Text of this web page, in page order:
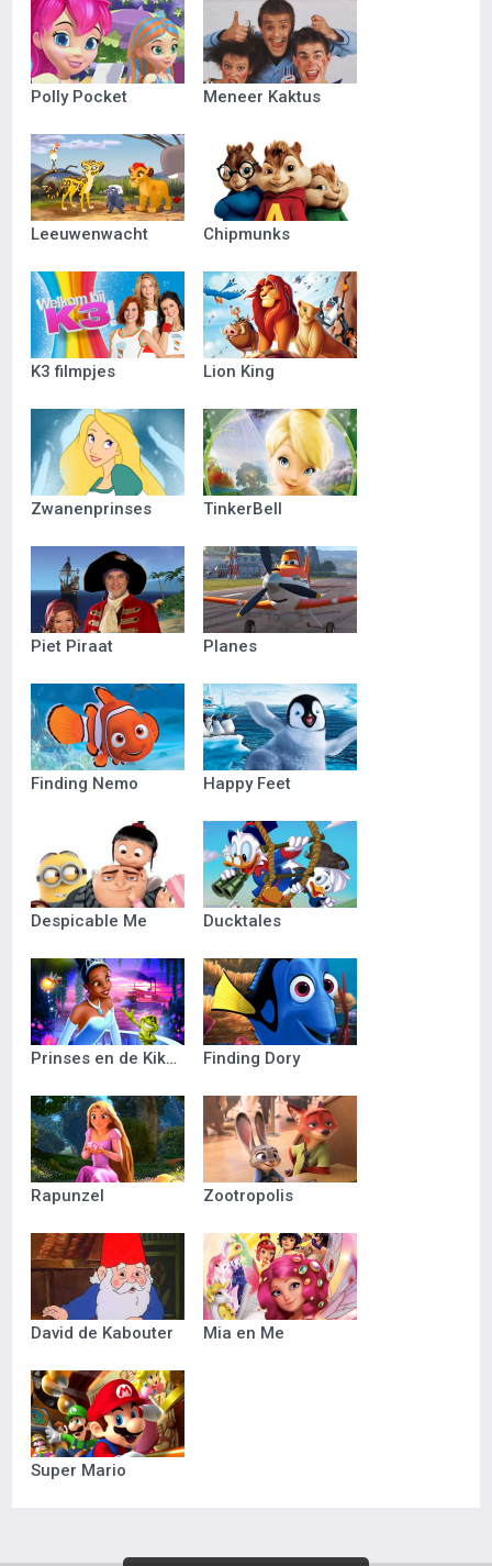
Polly Pocket Meneer Kaktus
Leeuwenwacht Chipmunks
K3 filmpjes Lion King
Zwanenprinses TinkerBell
Piet Piraat Planes
Finding Nemo Happy Feet
Despicable Me Ducktales
Prinses en de Kikker Finding Dory
Rapunzel Zootropolis
David de Kabouter Mia en Me
Super Mario